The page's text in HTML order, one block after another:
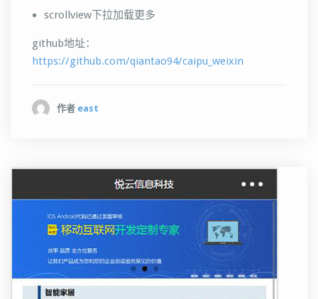
scrollview下拉加载更多
github地址：
https://github.com/qiantao94/caipu_weixin
作者 east